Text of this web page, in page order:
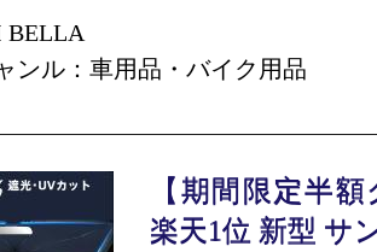
BELLA
ンル：車用品・バイク用品
【期間限定半
楽天1位 新型 サ